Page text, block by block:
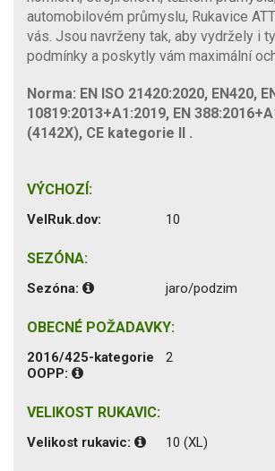
automobilovém průmyslu, Rukavice
vás. Jsou navrženy tak, aby vydržely i
podmínky a poskytly vám maximální
Norma: EN ISO 21420:2020, EN420,
10819:2013+A1:2019, EN
(4142X), CE kategorie II .
VÝCHOZÍ:
VelRuk.dov: 10
SEZÓNA:
Sezóna: jaro/podzim
OBECNÉ POŽADAVKY:
2016/425-kategorie
OOPP:
2
VELIKOST RUKAVIC:
Velikost rukavic: 10 (XL)